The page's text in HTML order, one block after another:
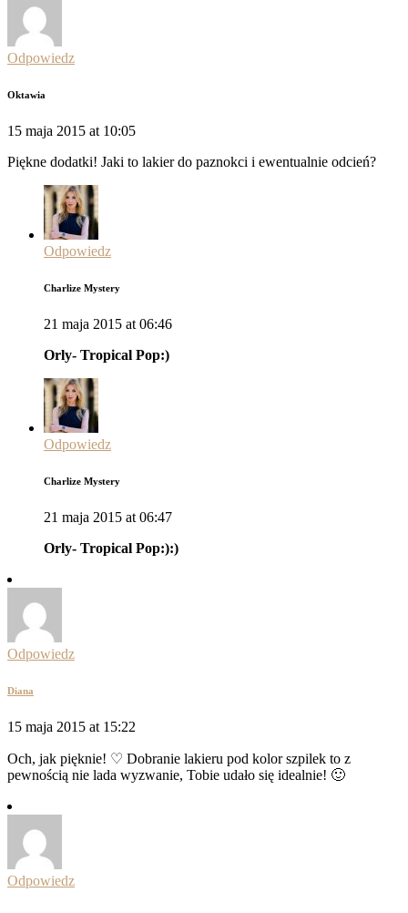
Odpowiedz
Oktawia
15 maja 2015 at 10:05
Piękne dodatki! Jaki to lakier do paznokci i ewentualnie odcień?
Odpowiedz
Charlize Mystery
21 maja 2015 at 06:46
Orly- Tropical Pop:)
Odpowiedz
Charlize Mystery
21 maja 2015 at 06:47
Orly- Tropical Pop:):)
Odpowiedz
Diana
15 maja 2015 at 15:22
Och, jak pięknie! ♡ Dobranie lakieru pod kolor szpilek to z
pewnością nie lada wyzwanie, Tobie udało się idealnie! 🙂
Odpowiedz